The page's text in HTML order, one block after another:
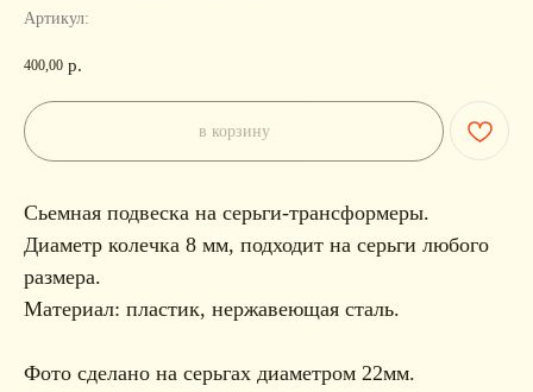
Артикул:
400,00 р.
в корзину
Сьемная подвеска на серьги-трансформеры.
Диаметр колечка 8 мм, подходит на серьги любого
размера.
Материал: пластик, нержавеющая сталь.
Фото сделано на серьгах диаметром 22мм.